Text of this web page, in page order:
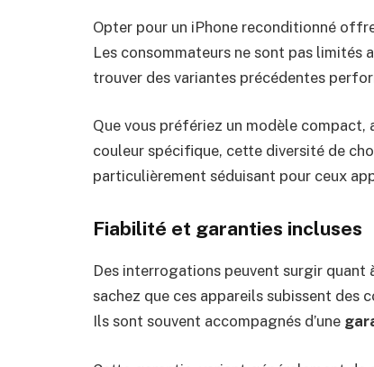
Opter pour un iPhone reconditionné
Les consommateurs ne sont pas limités
trouver des variantes précédentes
Que vous préfériez un modèle compact,
couleur spécifique, cette diversité de
particulièrement séduisant pour ceux
Fiabilité et garanties incluses
Des interrogations peuvent surgir quant
sachez que ces appareils subissent des
Ils sont souvent accompagnés d’une